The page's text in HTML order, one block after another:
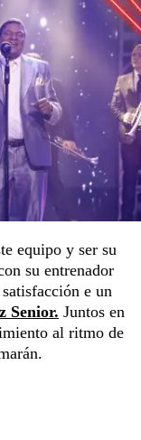
equipo y ser su
su entrenador
e un
Senior. Juntos en
al ritmo de